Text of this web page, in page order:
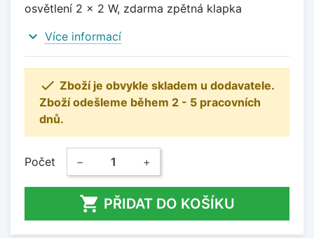
osvětlení 2 × 2 W, zdarma zpětná klapka
expand_more Více informací
 Zboží je obvykle skladem u dodavatele.
Zboží odešleme během 2 - 5 pracovních
dnů.
Počet − +
 PŘIDAT DO KOŠÍKU